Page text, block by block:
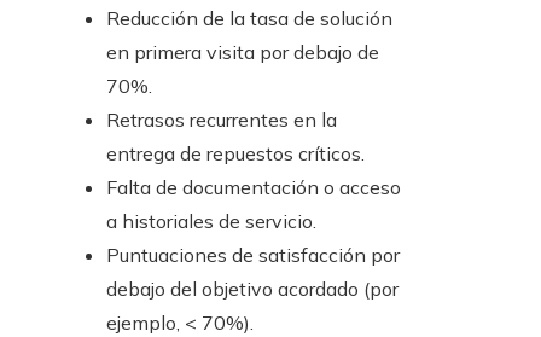
Reducción de la tasa de solución
en primera visita por debajo de
70%.
Retrasos recurrentes en la
entrega de repuestos críticos.
Falta de documentación o acceso
a historiales de servicio.
Puntuaciones de satisfacción por
debajo del objetivo acordado (por
ejemplo, < 70%).